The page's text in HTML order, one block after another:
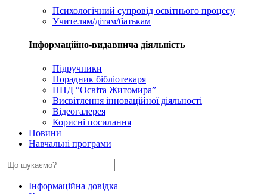
Психологічний супровід освітнього процесу
Учителям/дітям/батькам
Інформаційно-видавнича діяльність
Підручники
Порадник бібліотекаря
ППД “Освіта Житомира”
Висвітлення інноваційної діяльності
Відеогалерея
Корисні посилання
Новини
Навчальні програми
Інформаційна довідка